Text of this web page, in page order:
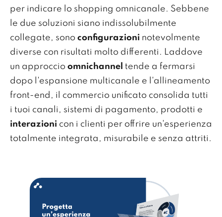
per indicare lo shopping omnicanale. Sebbene
le due soluzioni siano indissolubilmente
collegate, sono configurazioni notevolmente
diverse con risultati molto differenti. Laddove
un approccio omnichannel tende a fermarsi
dopo l'espansione multicanale e l'allineamento
front-end, il commercio unificato consolida tutti
i tuoi canali, sistemi di pagamento, prodotti e
interazioni con i clienti per offrire un'esperienza
totalmente integrata, misurabile e senza attriti.